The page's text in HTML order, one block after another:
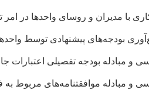
با مدیران و روسای واحدها در امر
بودجه‌های پیشنهادی توسط
و مبادله بودجه تفصیلی اعتبارات
و مبادله موافقتنامه‌های مربوط به